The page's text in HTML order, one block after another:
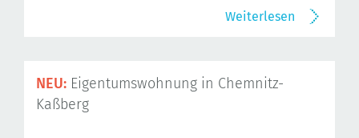
Weiterlesen
NEU: Eigentumswohnung in Chemnitz-
Kaßberg